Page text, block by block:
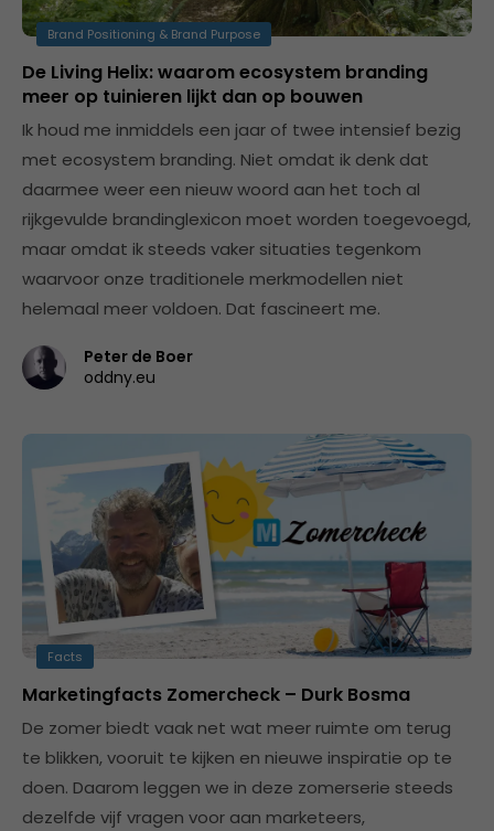
Brand Positioning & Brand Purpose
De Living Helix: waarom ecosystem branding
meer op tuinieren lijkt dan op bouwen
Ik houd me inmiddels een jaar of twee intensief bezig
met ecosystem branding. Niet omdat ik denk dat
daarmee weer een nieuw woord aan het toch al
rijkgevulde brandinglexicon moet worden toegevoegd,
maar omdat ik steeds vaker situaties tegenkom
waarvoor onze traditionele merkmodellen niet
helemaal meer voldoen. Dat fascineert me.
Peter de Boer
oddny.eu
Facts
Marketingfacts Zomercheck – Durk Bosma
De zomer biedt vaak net wat meer ruimte om terug
te blikken, vooruit te kijken en nieuwe inspiratie op te
doen. Daarom leggen we in deze zomerserie steeds
dezelfde vijf vragen voor aan marketeers,